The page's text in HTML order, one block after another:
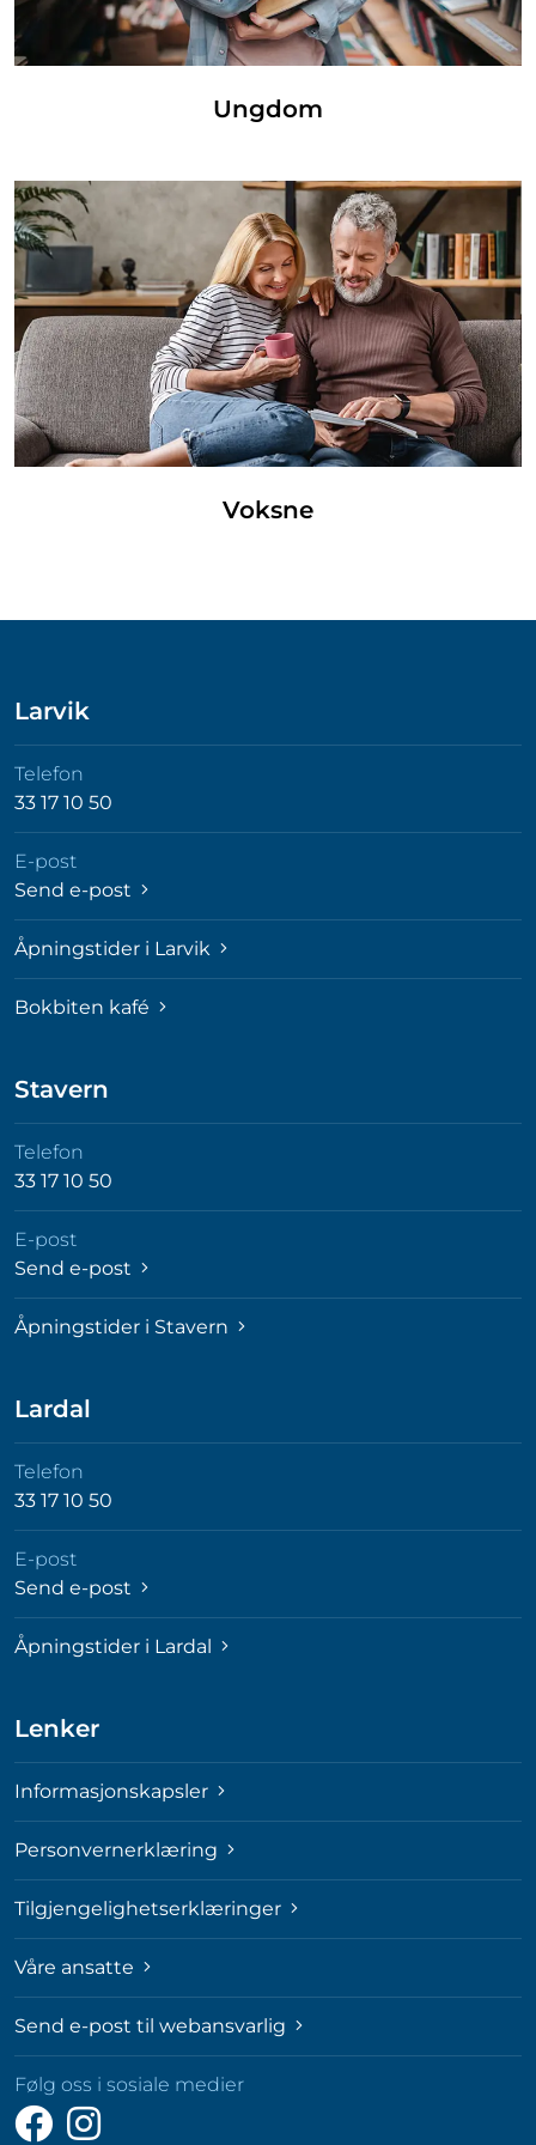
Ungdom
Voksne
Larvik
Telefon
33 17 10 50
E-post
Send e-post
Åpningstider i Larvik
Bokbiten kafé
Stavern
Telefon
33 17 10 50
E-post
Send e-post
Åpningstider i Stavern
Lardal
Telefon
33 17 10 50
E-post
Send e-post
Åpningstider i Lardal
Lenker
Informasjonskapsler
Personvernerklæring
Tilgjengelighetserklæringer
Våre ansatte
Send e-post til webansvarlig
Følg oss i sosiale medier
Følg
Følg